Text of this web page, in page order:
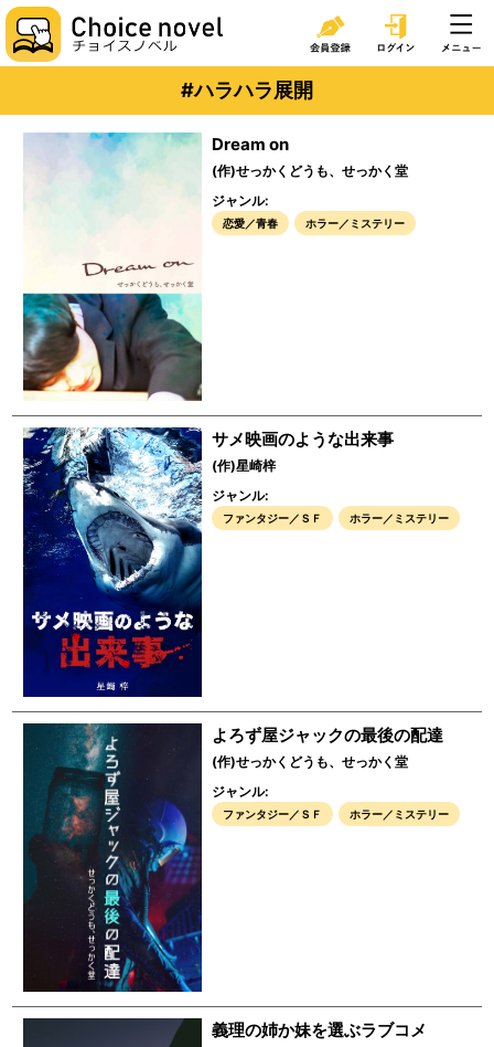
#ハラハラ展開
Dream on
(作)せっかくどうも、せっかく堂
ジャンル:
恋愛／青春 ホラー／ミステリー
サメ映画のような出来事
(作)星崎梓
ジャンル:
ファンタジー／ＳＦ ホラー／ミステリー
よろず屋ジャックの最後の配達
(作)せっかくどうも、せっかく堂
ジャンル:
ファンタジー／ＳＦ ホラー／ミステリー
義理の姉か妹を選ぶラブコメ